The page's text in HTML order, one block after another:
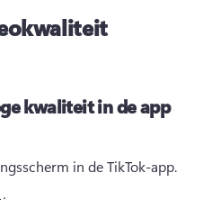
kwaliteit in de app
in de TikTok-app.